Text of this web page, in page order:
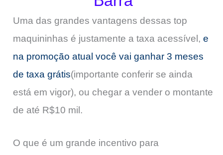
Uma das grandes vantagens dessas top
maquininhas é justamente a taxa acessível, e
na promoção atual você vai ganhar 3 meses
de taxa grátis(importante conferir se ainda
está em vigor), ou chegar a vender o montante
de até R$10 mil.
O que é um grande incentivo para